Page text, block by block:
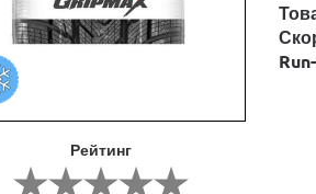
Рейтинг